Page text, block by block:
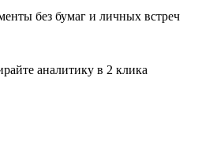
без бумаг и личных встреч
аналитику в 2 клика